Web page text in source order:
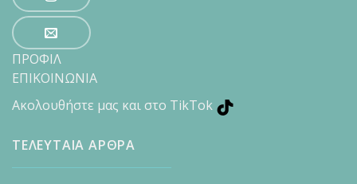
ΠΡΟΦΙΛ
ΕΠΙΚΟΙΝΩΝΙΑ
Ακολουθήστε μας και στο TikTok
ΤΕΛΕΥΤΑΙΑ ΑΡΘΡΑ